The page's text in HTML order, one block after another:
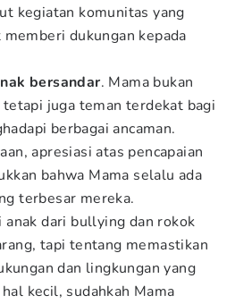
kegiatan komunitas yang
dukungan kepada
bersandar. Mama bukan
juga teman terdekat bagi
berbagai ancaman.
apresiasi atas pencapaian
bahwa Mama selalu ada
terbesar mereka.
dari bullying dan rokok
tapi tentang memastikan
dan lingkungan yang
kecil, sudahkah Mama